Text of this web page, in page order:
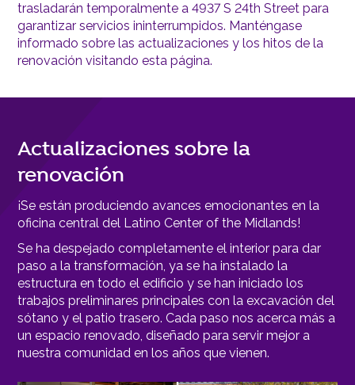
trasladarán temporalmente a 4937 S 24th Street para
garantizar servicios ininterrumpidos. Manténgase
informado sobre las actualizaciones y los hitos de la
renovación visitando esta página.
Actualizaciones sobre la
renovación
¡Se están produciendo avances emocionantes en la
oficina central del Latino Center of the Midlands!
Se ha despejado completamente el interior para dar
paso a la transformación, ya se ha instalado la
estructura en todo el edificio y se han iniciado los
trabajos preliminares principales con la excavación del
sótano y el patio trasero. Cada paso nos acerca más a
un espacio renovado, diseñado para servir mejor a
nuestra comunidad en los años que vienen.